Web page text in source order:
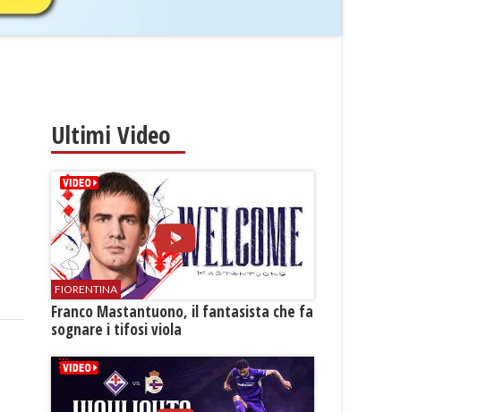
Ultimi Video
FIORENTINA
Franco Mastantuono, il fantasista che fa
sognare i tifosi viola